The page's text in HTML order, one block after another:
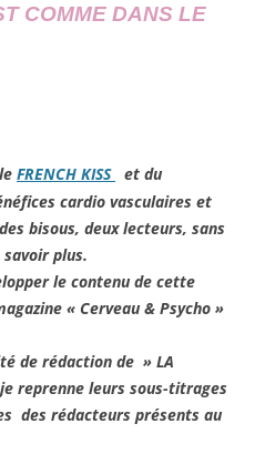
COMME DANS LE
FRENCH KISS et du
cardio vasculaires et
bisous, deux lecteurs, sans
plus.
le contenu de cette
« Cerveau & Psycho »
de rédaction de » LA
reprenne leurs sous-titrages
des rédacteurs présents au